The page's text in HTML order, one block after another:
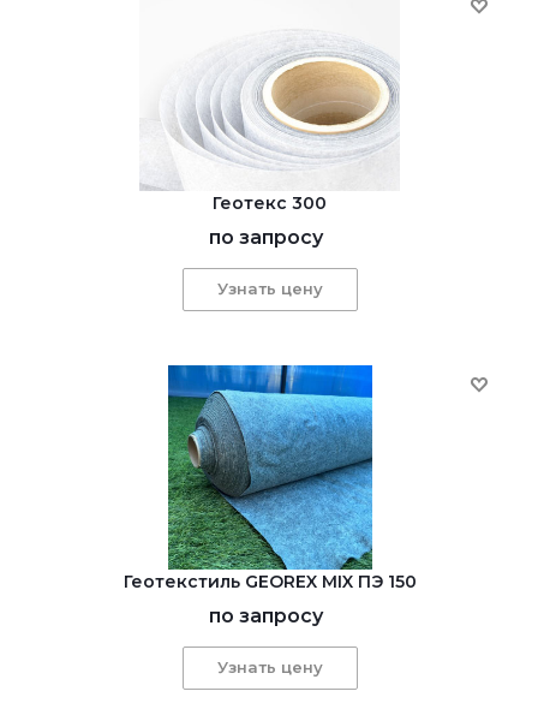
Геотекс 300
по запросу
Узнать цену
Геотекстиль GEOREX MIX ПЭ 150
по запросу
Узнать цену